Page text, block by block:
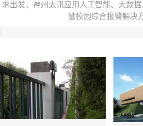
求出发，神州太讯应用人工智能、大数
慧校园综合报警解决